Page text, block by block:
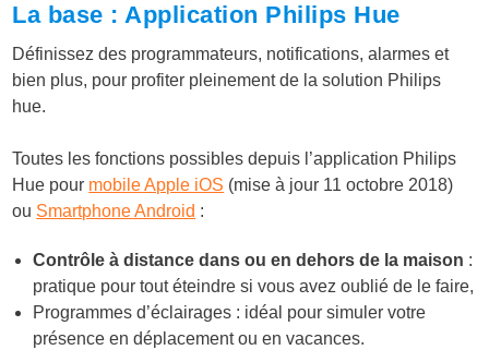
La base : Application Philips Hue
Définissez des programmateurs, notifications, alarmes et
bien plus, pour profiter pleinement de la solution Philips
hue.
Toutes les fonctions possibles depuis l’application Philips
Hue pour mobile Apple iOS (mise à jour 11 octobre 2018)
ou Smartphone Android :
Contrôle à distance dans ou en dehors de la maison :
pratique pour tout éteindre si vous avez oublié de le faire,
Programmes d’éclairages : idéal pour simuler votre
présence en déplacement ou en vacances.